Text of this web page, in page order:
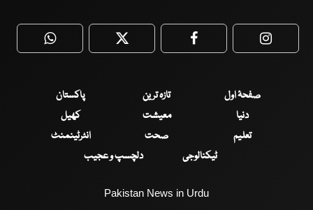
WhatsApp Twitter Facebook
صفحۂ اول تازہ ترین
پاکستان
دنیا
معیشت
کھیل
تعلیم
صحت
انٹرٹینمنٹ
ٹیکنالوجی
دلچسپ و عجیب
Pakistan News in Urdu